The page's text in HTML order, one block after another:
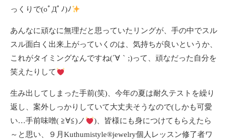
っくりで(oﾟДﾟﾉ)ﾉ
あんなに頑なに無理だと思っていたリングが、手の中でスル
スル面白く出来上がっていくのは、気持ちが良いというか、
これがタイミングなんですね(´∀｀;)って、頑なだった自分を
笑えたりして
生み出してしまった手前(笑)、今年の夏は耐久テストを繰り
返し、案外しっかりしていて大丈夫そうなので(しかも可愛
い…手前味噌( ≧∀≦)ノ
)、皆様にも身につけてもらえたら
～と思い、９月Kuthumistyle®️jewelry個人レッスン修了者ワ